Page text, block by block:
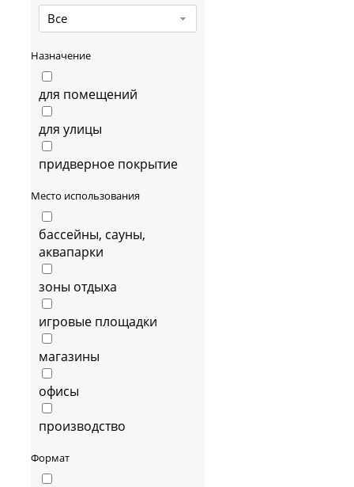
Все
Назначение
для помещений
для улицы
придверное покрытие
Место использования
бассейны, сауны,
аквапарки
зоны отдыха
игровые площадки
магазины
офисы
производство
Формат